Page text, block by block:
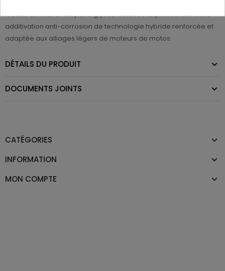
A base de mono-éthylène glycol, Motocool Expert contient une
additivation anti-corrosion de technologie hybride renforcée et
adaptée aux alliages légers de moteurs de motos.
DÉTAILS DU PRODUIT
DOCUMENTS JOINTS
CATÉGORIES
INFORMATION
MON COMPTE